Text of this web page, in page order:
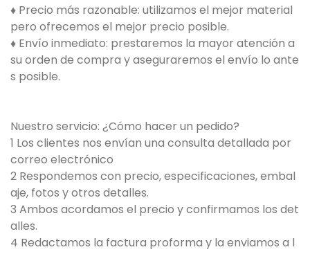
♦ Precio más razonable: utilizamos el mejor material
pero ofrecemos el mejor precio posible.
♦ Envío inmediato: prestaremos la mayor atención a
su orden de compra y aseguraremos el envío lo ante
s posible.
Nuestro servicio: ¿Cómo hacer un pedido?
1 Los clientes nos envían una consulta detallada por
correo electrónico
2 Respondemos con precio, especificaciones, embal
aje, fotos y otros detalles.
3 Ambos acordamos el precio y confirmamos los det
alles.
4 Redactamos la factura proforma y la enviamos a l